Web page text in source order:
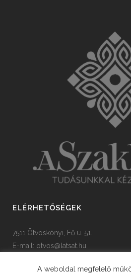
ELÉRHETŐSÉGEK
7511 Ötvöskónyi, Fő u. 51.
E-mail: otvos@latsat.hu
A weboldal megfelelő